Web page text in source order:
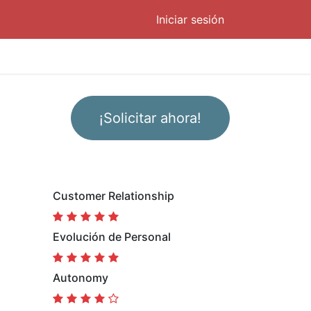
Iniciar sesión
¡Solicitar ahora!
Customer Relationship
Evolución de Personal
Autonomy